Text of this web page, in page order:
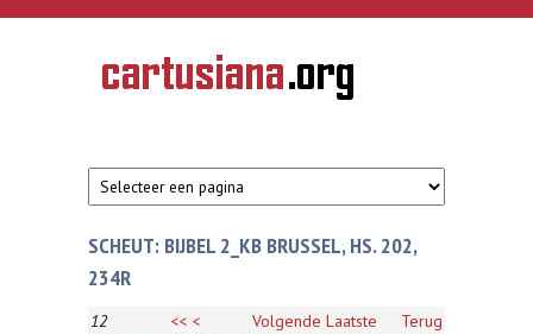
Overslaan en naar de inhoud gaan
CARTUSIANA
Geschiedenis
van de
SCHEUT: BIJBEL 2_KB BRUSSEL, HS. 202,
234R
12
<< <
Volgende Laatste
Terug